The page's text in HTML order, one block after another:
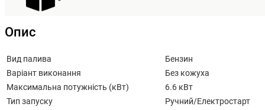
Опис
Вид палива
Бензин
Варіант виконання
Без кожуха
Максимальна потужність (кВт)
6.6 кВт
Тип запуску
Ручний/Електростарт